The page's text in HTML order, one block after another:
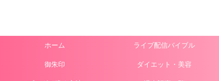
ホーム ライブ配信バイブル
御朱印 ダイエット・美容